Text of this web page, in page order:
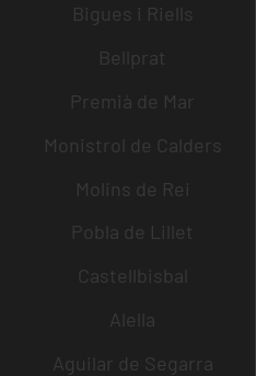
Bigues i Riells
Bellprat
Premià de Mar
Monistrol de Calders
Molins de Rei
Pobla de Lillet
Castellbisbal
Alella
Aguilar de Segarra